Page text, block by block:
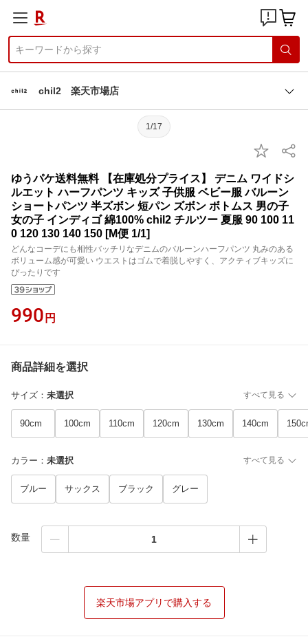
chil2 楽天市場店
1/17
ゆうパケ送料無料 【在庫処分プライス】 デニム ワイドシ
ルエット ハーフパンツ キッズ 子供服 ベビー服 バルーン
ショートパンツ 半ズボン 短パン ズボン ボトムス 男の子
女の子 インディゴ 綿100% chil2 チルツー 夏服 90 100 11
0 120 130 140 150 [M便 1/1]
どんなコーデにも相性バッチリなデニムのバルーンハーフパンツ 丸みのある
ボリューム感が可愛い ウエストはゴムで着脱しやすく、アクティブキッズに
ぴったりです
990 円
商品詳細を選択
サイズ ： 未選択 すべて見る
90cm 100cm 110cm 120cm 130cm 140cm
カラー ： 未選択 すべて見る
ブルー サックス ブラック グレー
数量
楽天市場アプリで購入する